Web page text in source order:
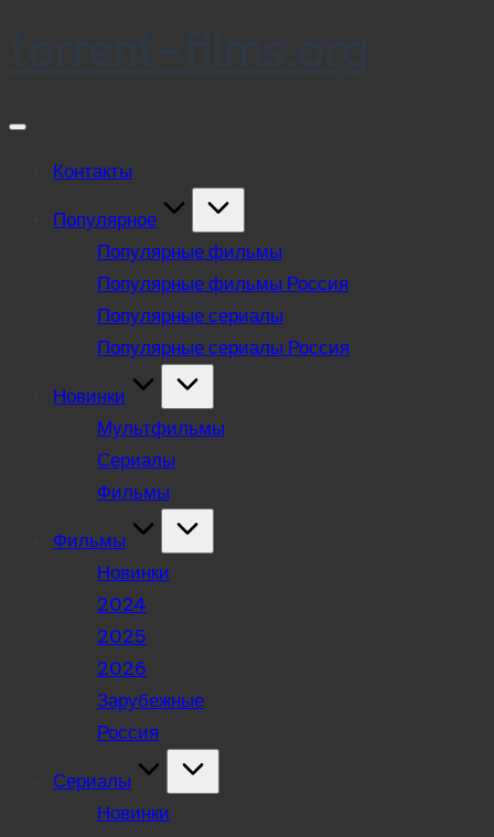
Контакты
Популярное
Популярные фильмы
Популярные фильмы Россия
Популярные сериалы
Популярные сериалы Россия
Новинки
Мультфильмы
Сериалы
Фильмы
Фильмы
Новинки
2024
2025
2026
Зарубежные
Россия
Сериалы
Новинки